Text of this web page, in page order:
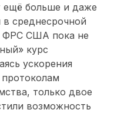
ещё больше и даже
среднесрочной
ФРС США пока не
курс
ускорения
только двое
возможность